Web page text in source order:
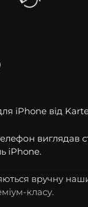
iPhone від
виглядав
iPhone.
вручну
класу.